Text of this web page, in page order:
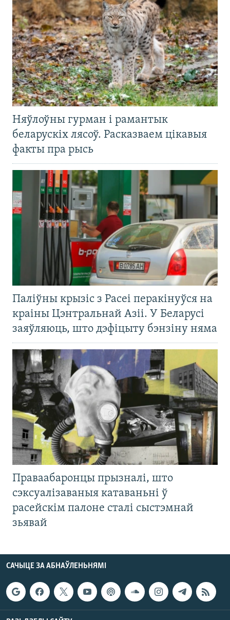
Няўлоўны гурман і рамантык
беларускіх лясоў. Расказваем цікавыя
факты пра рысь
Паліўны крызіс з Расеі перакінуўся на
краіны Цэнтральнай Азіі. У Беларусі
заяўляюць, што дэфіцыту бэнзіну няма
Праваабаронцы прызналі, што
сэксуалізаваныя катаваньні ў
расейскім палоне сталі сыстэмнай
зьявай
САЧЫЦЕ ЗА АБНАЎЛЕНЬНЯМІ